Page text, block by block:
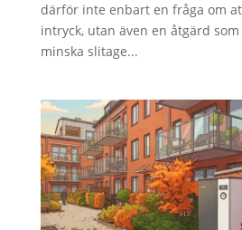
därför inte enbart en fråga om
intryck, utan även en åtgärd
minska slitage...